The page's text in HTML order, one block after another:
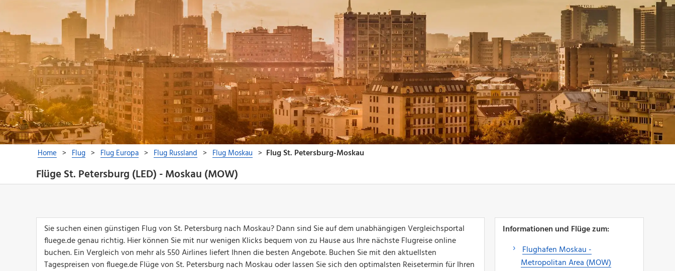
Flüge St. Petersburg (LED) - Moskau (MOW)
Sie suchen einen günstigen Flug von St. Petersburg nach Moskau? Dann sind Sie auf dem unabhängigen Vergleichsportal
fluege.de genau richtig. Hier können Sie mit nur wenigen Klicks bequem von zu Hause aus Ihre nächste Flugreise online
buchen. Ein Vergleich von mehr als 550 Airlines liefert Ihnen die besten Angebote. Buchen Sie mit den aktuellsten
Tagespreisen von fluege.de Flüge von St. Petersburg nach Moskau oder lassen Sie sich den optimalsten Reisetermin für Ihren
Informationen und Flüge zum:
Flughafen Moskau -
Metropolitan Area (MOW)